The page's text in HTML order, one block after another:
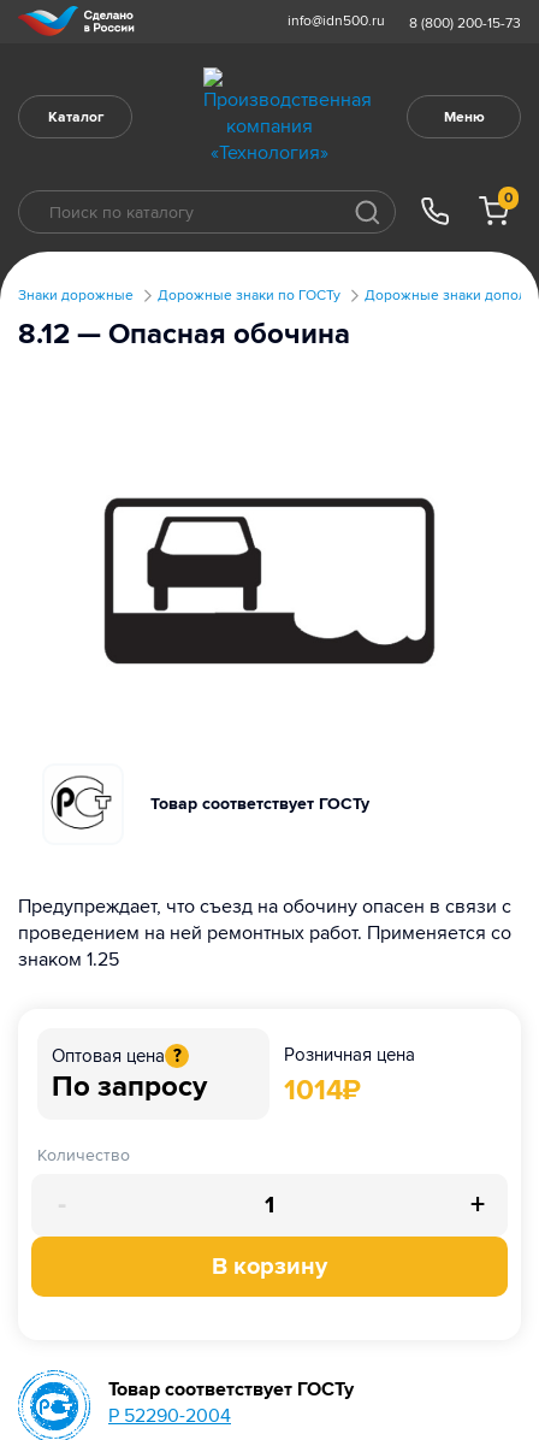
info@idn500.ru 8 (800) 200-15-73
Каталог Меню
0
Знаки дорожные Дорожные знаки по ГОСТу Дорожные знаки
8.12 — Опасная обочина
Товар соответствует ГОСТу
Предупреждает, что съезд на обочину опасен в связи с
проведением на ней ремонтных работ. Применяется со
знаком 1.25
Оптовая цена ?
По запросу
Розничная цена
1014₽
Количество
- +
В корзину
Товар соответствует ГОСТу
Р 52290-2004